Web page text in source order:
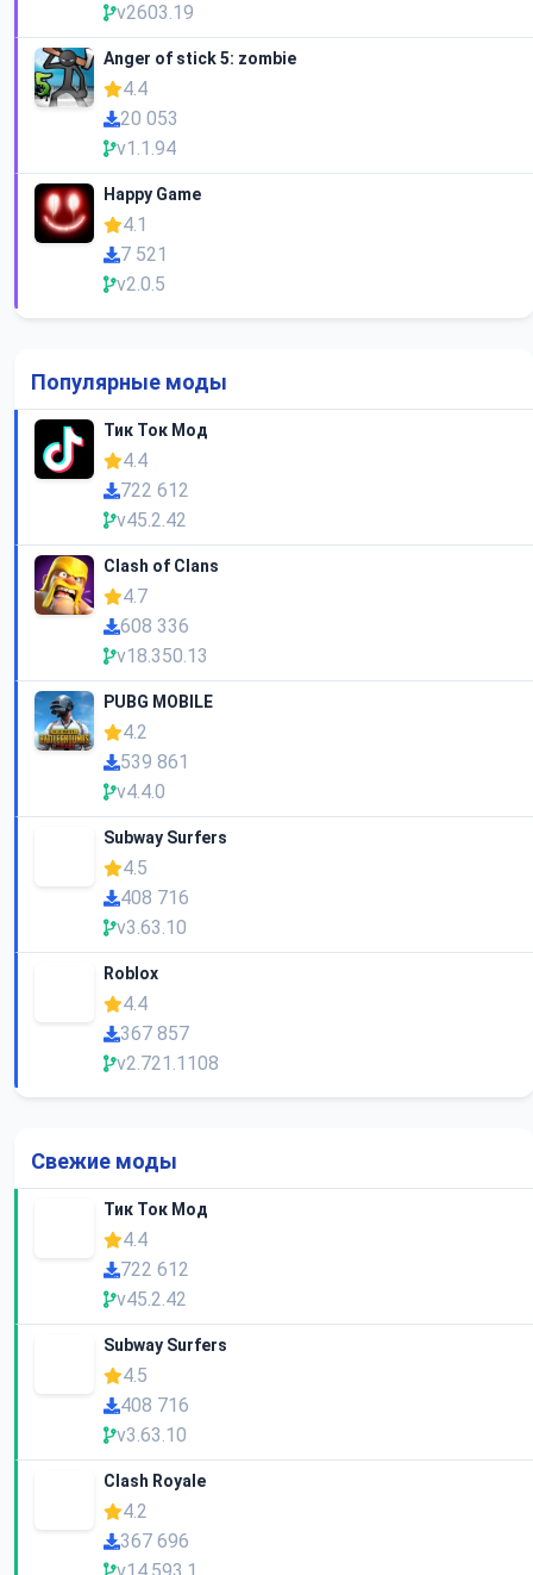
v2603.19
Anger of stick 5: zombie
4.4
20 053
v1.1.94
Happy Game
4.1
7 521
v2.0.5
Популярные моды
Тик Ток Мод
4.4
722 612
v45.2.42
Clash of Clans
4.7
608 336
v18.350.13
PUBG MOBILE
4.2
539 861
v4.4.0
Subway Surfers
4.5
408 716
v3.63.10
Roblox
4.4
367 857
v2.721.1108
Свежие моды
Тик Ток Мод
4.4
722 612
v45.2.42
Subway Surfers
4.5
408 716
v3.63.10
Clash Royale
4.2
367 696